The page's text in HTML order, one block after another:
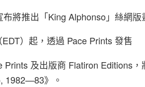
將推出「King Alphonso」絲網版
）起，透過 Pace Prints 發售
及出版商 Flatiron Editions，
1982—83》。